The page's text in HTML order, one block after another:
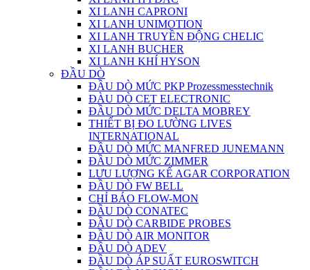
XI LANH CAPRONI
XI LANH UNIMOTION
XI LANH TRUYỀN ĐỘNG CHELIC
XI LANH BUCHER
XI LANH KHÍ HYSON
ĐẦU DÒ
ĐẦU DÒ MỨC PKP Prozessmesstechnik
ĐÀU DÒ CET ELECTRONIC
ĐẦU DÒ MỨC DELTA MOBREY
THIẾT BỊ ĐO LƯỜNG LIVES
INTERNATIONAL
ĐẦU DÒ MỨC MANFRED JUNEMANN
ĐẦU DÒ MỨC ZIMMER
LƯU LƯỢNG KẾ AGAR CORPORATION
ĐẦU DÒ FW BELL
CHỈ BÁO FLOW-MON
ĐẦU DÒ CONATEC
ĐẦU DÒ CARBIDE PROBES
ĐẦU DÒ AIR MONITOR
ĐẦU DÒ ADEV
ĐẦU DÒ ÁP SUẤT EUROSWITCH